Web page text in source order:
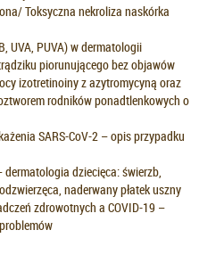
Toksyczna nekroliza naskórka
UVA, PUVA) w dermatologii
piorunującego bez objawów
izotretinoiny z azytromycyną oraz
rodników ponadtlenkowych o
SARS-CoV-2 – opis przypadku
dziecięca: świerzb,
naderwany płatek uszny
zdrowotnych a COVID-19 –